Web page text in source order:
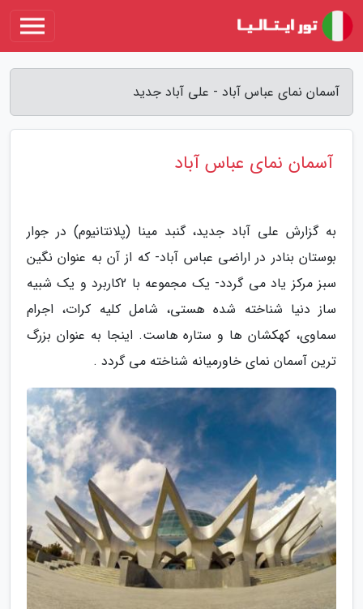
آسمان نمای عباس آباد - علی آباد جدید
آسمان نمای عباس آباد
به گزارش علی آباد جدید، گنبد مینا (پلانتانیوم) در جوار
بوستان بنادر در اراضی عباس آباد- که از آن به عنوان نگین
سبز مرکز یاد می گردد- یک مجموعه با 2کاربرد و یک شبیه
ساز دنیا شناخته شده هستی، شامل کلیه کرات، اجرام
سماوی، کهکشان ها و ستاره هاست. اینجا به عنوان بزرگ
ترین آسمان نمای خاورمیانه شناخته می گردد .